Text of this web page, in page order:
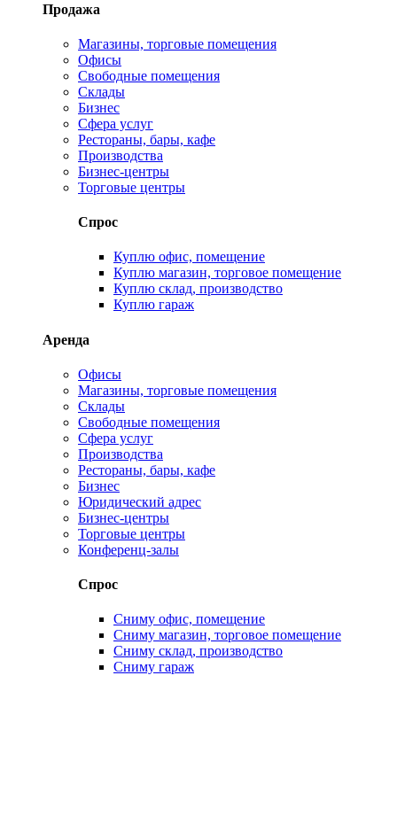
Продажа
Магазины, торговые помещения
Офисы
Свободные помещения
Склады
Бизнес
Сфера услуг
Рестораны, бары, кафе
Производства
Бизнес-центры
Торговые центры
Спрос
Куплю офис, помещение
Куплю магазин, торговое помещение
Куплю склад, производство
Куплю гараж
Аренда
Офисы
Магазины, торговые помещения
Склады
Свободные помещения
Сфера услуг
Производства
Рестораны, бары, кафе
Бизнес
Юридический адрес
Бизнес-центры
Торговые центры
Конференц-залы
Спрос
Сниму офис, помещение
Сниму магазин, торговое помещение
Сниму склад, производство
Сниму гараж